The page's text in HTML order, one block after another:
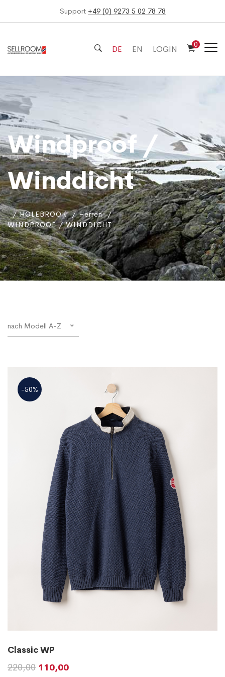
Support +49 (0) 9273 5 02 78 78
DE EN LOGIN 0
Windproof /
Winddicht
HOLEBROOK
Herren
WINDPROOF / WINDDICHT
nach Modell A-Z
-50%
Classic WP
220,00 110,00